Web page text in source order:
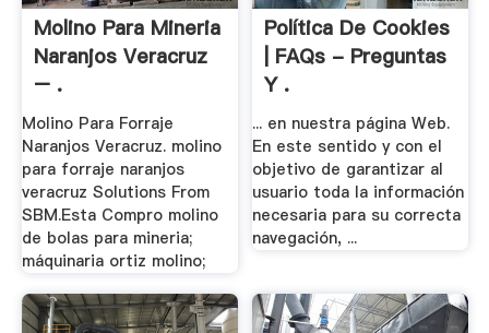
Molino Para Mineria
Naranjos Veracruz
– .
Molino Para Forraje
Naranjos Veracruz. molino
para forraje naranjos
veracruz Solutions From
SBM.Esta Compro molino
de bolas para mineria;
máquinaria ortiz molino;
Política De Cookies
| FAQs - Preguntas
Y .
... en nuestra página Web.
En este sentido y con el
objetivo de garantizar al
usuario toda la información
necesaria para su correcta
navegación, ...